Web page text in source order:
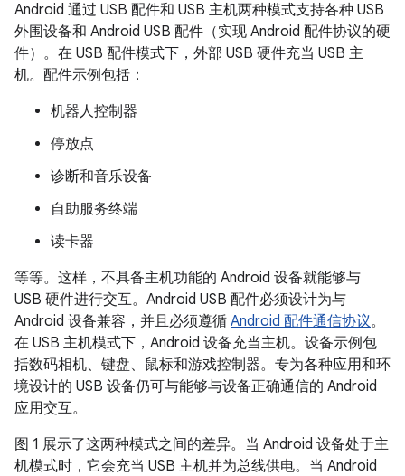
Android 通过 USB 配件和 USB 主机两种模式支持各种 USB
外围设备和 Android USB 配件（实现 Android 配件协议的硬
件）。在 USB 配件模式下，外部 USB 硬件充当 USB 主
机。配件示例包括：
机器人控制器
停放点
诊断和音乐设备
自助服务终端
读卡器
等等。这样，不具备主机功能的 Android 设备就能够与
USB 硬件进行交互。Android USB 配件必须设计为与
Android 设备兼容，并且必须遵循 Android 配件通信协议。
在 USB 主机模式下，Android 设备充当主机。设备示例包
括数码相机、键盘、鼠标和游戏控制器。专为各种应用和环
境设计的 USB 设备仍可与能够与设备正确通信的 Android
应用交互。
图 1 展示了这两种模式之间的差异。当 Android 设备处于主
机模式时，它会充当 USB 主机并为总线供电。当 Android